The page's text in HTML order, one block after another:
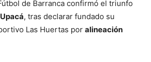
de Barranca confirmó el triunfo
, tras declarar fundado su
Las Huertas por alineación